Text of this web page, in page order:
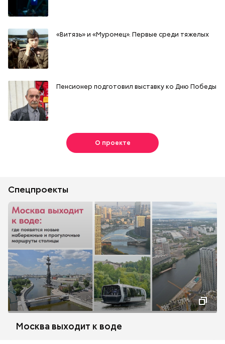
«Витязь» и «Муромец». Первые среди тяжелых
Пенсионер подготовил выставку ко Дню Победы
О проекте
Спецпроекты
Москва выходит к воде